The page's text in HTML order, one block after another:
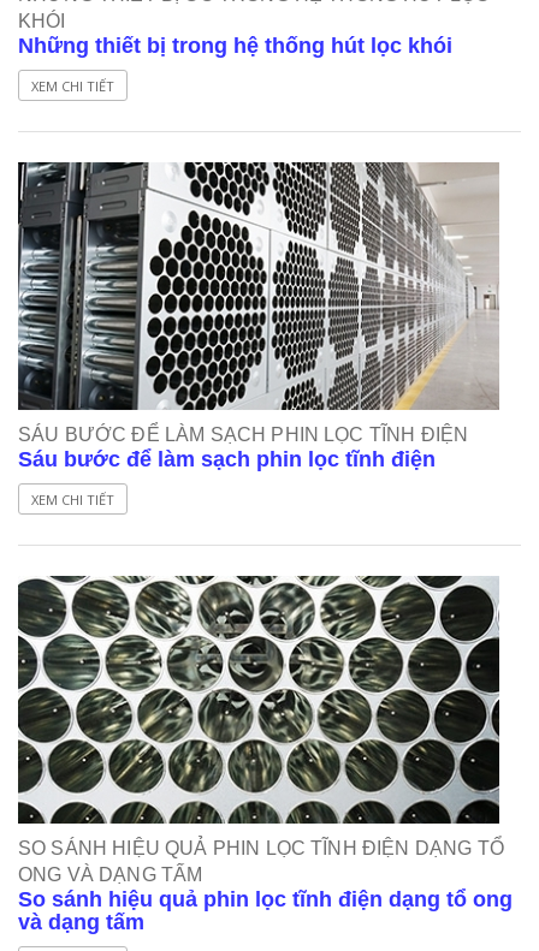
KHÓI
Những thiết bị trong hệ thống hút lọc khói
XEM CHI TIẾT
SÁU BƯỚC ĐỂ LÀM SẠCH PHIN LỌC TĨNH ĐIỆN
Sáu bước để làm sạch phin lọc tĩnh điện
XEM CHI TIẾT
SO SÁNH HIỆU QUẢ PHIN LỌC TĨNH ĐIỆN DẠNG TỔ
ONG VÀ DẠNG TẤM
So sánh hiệu quả phin lọc tĩnh điện dạng tổ ong
và dạng tấm